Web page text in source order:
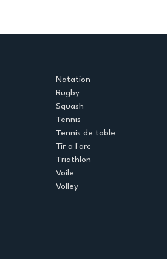
Natation
Rugby
Squash
Tennis
Tennis de table
Tir a l'arc
Triathlon
Voile
Volley